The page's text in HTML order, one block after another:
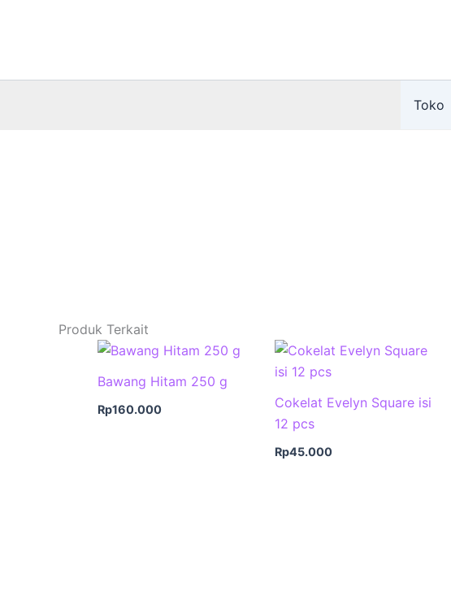
Toko
Produk Terkait
Bawang Hitam 250 g
Rp160.000
Cokelat Evelyn Square isi
12 pcs
Rp45.000